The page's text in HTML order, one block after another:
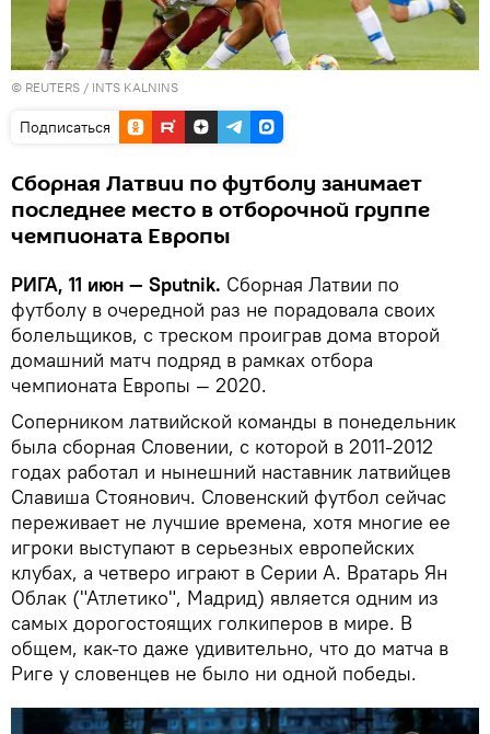
© REUTERS / INTS KALNINS
Подписаться
Сборная Латвии по футболу занимает
последнее место в отборочной группе
чемпионата Европы
РИГА, 11 июн — Sputnik. Сборная Латвии по
футболу в очередной раз не порадовала своих
болельщиков, с треском проиграв дома второй
домашний матч подряд в рамках отбора
чемпионата Европы — 2020.
Соперником латвийской команды в понедельник
была сборная Словении, с которой в 2011-2012
годах работал и нынешний наставник латвийцев
Славиша Стоянович. Словенский футбол сейчас
переживает не лучшие времена, хотя многие ее
игроки выступают в серьезных европейских
клубах, а четверо играют в Серии А. Вратарь Ян
Облак ("Атлетико", Мадрид) является одним из
самых дорогостоящих голкиперов в мире. В
общем, как-то даже удивительно, что до матча в
Риге у словенцев не было ни одной победы.